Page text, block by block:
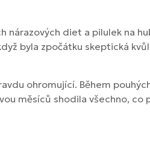
nárazových diet a pilulek na
byla zpočátku skeptická
ohromující. Během
měsíců shodila všechno,